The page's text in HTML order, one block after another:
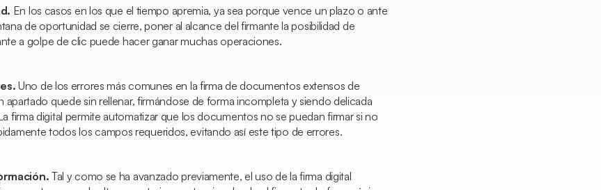
En los casos en los que el tiempo apremia, ya sea porque vence un plazo o ante
de oportunidad se cierre, poner al alcance del firmante la posibilidad de
a golpe de clic puede hacer ganar muchas operaciones.
Uno de los errores más comunes en la firma de documentos extensos de
apartado quede sin rellenar, firmándose de forma incompleta y siendo delicada
firma digital permite automatizar que los documentos no se puedan firmar si no
todos los campos requeridos, evitando así este tipo de errores.
Tal y como se ha avanzado previamente, el uso de la firma digital